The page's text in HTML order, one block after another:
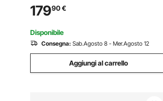
Cricchetto, 4 Set di Catene e Leganti,
Legatori a Catena per il Trasporto, il
Disboscamento
17990€
Disponibile
Consegna: Sab.Agosto 8 - Mer.Agosto 12
Aggiungi al carrello